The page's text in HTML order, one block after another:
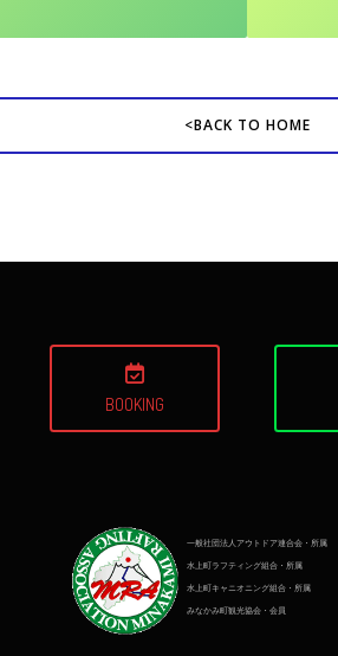
<BACK TO HOME
BOOKING
一般社団法人アウトドア連合会・所属
水上町ラフティング組合・所属
水上町キャニオニング組合・所属
みなかみ町観光協会・会員